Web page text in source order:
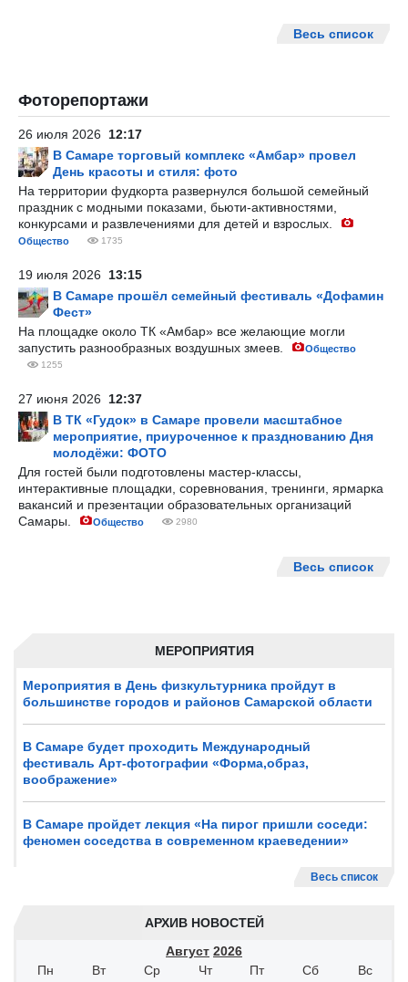
МЕРОПРИЯТИЯ
Мероприятия в День физкультурника пройдут в
большинстве городов и районов Самарской области
В Самаре будет проходить Международный
фестиваль Арт-фотографии «Форма,образ,
воображение»
В Самаре пройдет лекция «На пирог пришли соседи:
феномен соседства в современном краеведении»
Весь список
АРХИВ НОВОСТЕЙ
Август 2026
Пн
Вт Ср Чт Пт Сб Вс
Весь список
Фоторепортажи
26 июля 2026 12:17
В Самаре торговый комплекс «Амбар» провел
День красоты и стиля: фото
На территории фудкорта развернулся большой семейный
праздник с модными показами, бьюти-активностями,
конкурсами и развлечениями для детей и взрослых.
Общество 1735
19 июля 2026 13:15
В Самаре прошёл семейный фестиваль «Дофамин
Фест»
На площадке около ТК «Амбар» все желающие могли
запустить разнообразных воздушных змеев.
Общество
1255
27 июня 2026 12:37
В ТК «Гудок» в Самаре провели масштабное
мероприятие, приуроченное к празднованию Дня
молодёжи: ФОТО
Для гостей были подготовлены мастер-классы,
интерактивные площадки, соревнования, тренинги, ярмарка
вакансий и презентации образовательных организаций
Самары.
Общество 2980
Весь список